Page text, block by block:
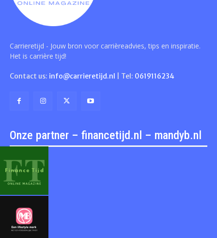
Carrieretijd - Jouw bron voor carrièreadvies, tips en inspiratie.
Het is carrière tijd!
Contact us: info@carrieretijd.nl | Tel: 0619116234
Onze partner – financetijd.nl – mandyb.nl